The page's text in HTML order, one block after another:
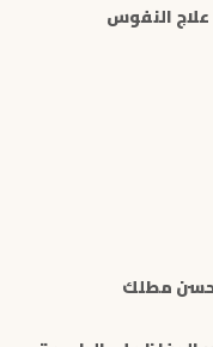
النفوس
مطلك